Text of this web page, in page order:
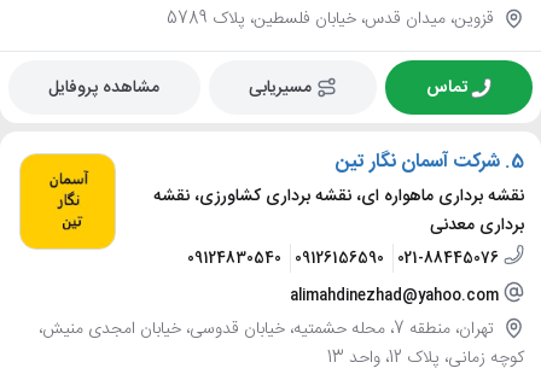
قزوین، میدان قدس، خیابان فلسطین، پلاک 5789
تماس مسیریابی مشاهده پروفایل
5. شرکت آسمان نگار تین
نقشه برداری ماهواره ای، نقشه برداری کشاورزی، نقشه
برداری معدنی
021-88445076
09126156590
09124830540
alimahdinezhad@yahoo.com
تهران، منطقه 7، محله حشمتیه، خیابان قدوسی، خیابان امجدی منیش،
کوچه زمانی، پلاک 12، واحد 13